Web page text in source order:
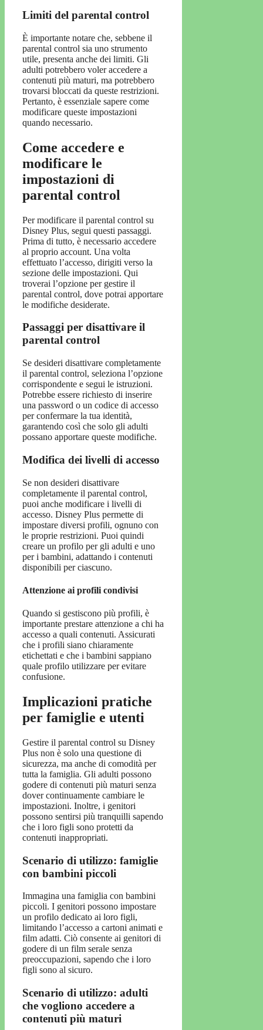
Limiti del parental control
È importante notare che, sebbene il
parental control sia uno strumento
utile, presenta anche dei limiti. Gli
adulti potrebbero voler accedere a
contenuti più maturi, ma potrebbero
trovarsi bloccati da queste restrizioni.
Pertanto, è essenziale sapere come
modificare queste impostazioni
quando necessario.
Come accedere e
modificare le
impostazioni di
parental control
Per modificare il parental control su
Disney Plus, segui questi passaggi.
Prima di tutto, è necessario accedere
al proprio account. Una volta
effettuato l’accesso, dirigiti verso la
sezione delle impostazioni. Qui
troverai l’opzione per gestire il
parental control, dove potrai apportare
le modifiche desiderate.
Passaggi per disattivare il
parental control
Se desideri disattivare completamente
il parental control, seleziona l’opzione
corrispondente e segui le istruzioni.
Potrebbe essere richiesto di inserire
una password o un codice di accesso
per confermare la tua identità,
garantendo così che solo gli adulti
possano apportare queste modifiche.
Modifica dei livelli di accesso
Se non desideri disattivare
completamente il parental control,
puoi anche modificare i livelli di
accesso. Disney Plus permette di
impostare diversi profili, ognuno con
le proprie restrizioni. Puoi quindi
creare un profilo per gli adulti e uno
per i bambini, adattando i contenuti
disponibili per ciascuno.
Attenzione ai profili condivisi
Quando si gestiscono più profili, è
importante prestare attenzione a chi ha
accesso a quali contenuti. Assicurati
che i profili siano chiaramente
etichettati e che i bambini sappiano
quale profilo utilizzare per evitare
confusione.
Implicazioni pratiche
per famiglie e utenti
Gestire il parental control su Disney
Plus non è solo una questione di
sicurezza, ma anche di comodità per
tutta la famiglia. Gli adulti possono
godere di contenuti più maturi senza
dover continuamente cambiare le
impostazioni. Inoltre, i genitori
possono sentirsi più tranquilli sapendo
che i loro figli sono protetti da
contenuti inappropriati.
Scenario di utilizzo: famiglie
con bambini piccoli
Immagina una famiglia con bambini
piccoli. I genitori possono impostare
un profilo dedicato ai loro figli,
limitando l’accesso a cartoni animati e
film adatti. Ciò consente ai genitori di
godere di un film serale senza
preoccupazioni, sapendo che i loro
figli sono al sicuro.
Scenario di utilizzo: adulti
che vogliono accedere a
contenuti più maturi